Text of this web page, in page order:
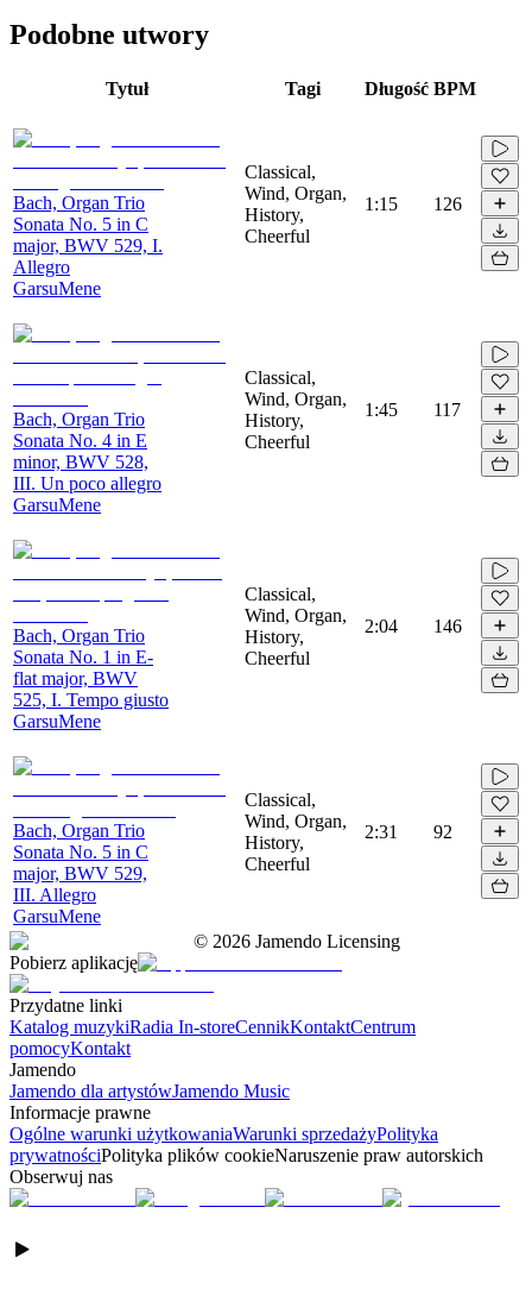
Podobne utwory
Tytuł Tagi Długość BPM
Bach, Organ Trio
Sonata No. 5 in C
major, BWV 529, I.
Allegro
GarsuMene
Classical,
Wind, Organ,
History,
Cheerful
1:15 126
Bach, Organ Trio
Sonata No. 4 in E
minor, BWV 528,
III. Un poco allegro
GarsuMene
Classical,
Wind, Organ,
History,
Cheerful
1:45 117
Bach, Organ Trio
Sonata No. 1 in E-
flat major, BWV
525, I. Tempo giusto
GarsuMene
Classical,
Wind, Organ,
History,
Cheerful
2:04 146
Bach, Organ Trio
Sonata No. 5 in C
major, BWV 529,
III. Allegro
GarsuMene
Classical,
Wind, Organ,
History,
Cheerful
2:31 92
© 2026 Jamendo Licensing
Pobierz aplikację
Przydatne linki
Katalog muzykiRadia In-storeCennikKontaktCentrum
pomocyKontakt
Jamendo
Jamendo dla artystówJamendo Music
Informacje prawne
Ogólne warunki użytkowaniaWarunki sprzedażyPolityka
prywatnościPolityka plików cookieNaruszenie praw autorskich
Obserwuj nas